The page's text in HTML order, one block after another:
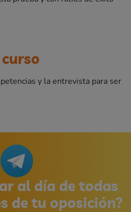
y la entrevista para ser
al día de todas
de tu oposición?